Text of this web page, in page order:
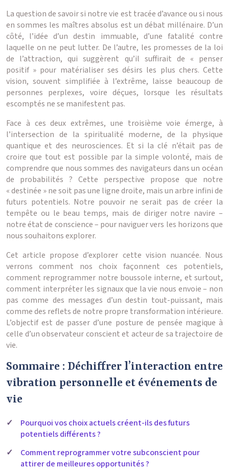
La question de savoir si notre vie est tracée d’avance ou si nous
en sommes les maîtres absolus est un débat millénaire. D’un
côté, l’idée d’un destin immuable, d’une fatalité contre
laquelle on ne peut lutter. De l’autre, les promesses de la loi
de l’attraction, qui suggèrent qu’il suffirait de « penser
positif » pour matérialiser ses désirs les plus chers. Cette
vision, souvent simplifiée à l’extrême, laisse beaucoup de
personnes perplexes, voire déçues, lorsque les résultats
escomptés ne se manifestent pas.
Face à ces deux extrêmes, une troisième voie émerge, à
l’intersection de la spiritualité moderne, de la physique
quantique et des neurosciences. Et si la clé n’était pas de
croire que tout est possible par la simple volonté, mais de
comprendre que nous sommes des navigateurs dans un océan
de probabilités ? Cette perspective propose que notre
« destinée » ne soit pas une ligne droite, mais un arbre infini de
futurs potentiels. Notre pouvoir ne serait pas de créer la
tempête ou le beau temps, mais de diriger notre navire –
notre état de conscience – pour naviguer vers les horizons que
nous souhaitons explorer.
Cet article propose d’explorer cette vision nuancée. Nous
verrons comment nos choix façonnent ces potentiels,
comment reprogrammer notre boussole interne, et surtout,
comment interpréter les signaux que la vie nous envoie – non
pas comme des messages d’un destin tout-puissant, mais
comme des reflets de notre propre transformation intérieure.
L’objectif est de passer d’une posture de pensée magique à
celle d’un observateur conscient et acteur de sa trajectoire de
vie.
Sommaire : Déchiffrer l’interaction entre
vibration personnelle et événements de
vie
Pourquoi vos choix actuels créent-ils des futurs
potentiels différents ?
Comment reprogrammer votre subconscient pour
attirer de meilleures opportunités ?